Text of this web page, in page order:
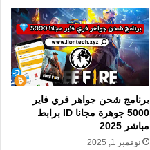
برنامج شحن جواهر فري فاير
5000 جوهرة مجانا ID برابط
مباشر 2025
نوفمبر 1, 2025